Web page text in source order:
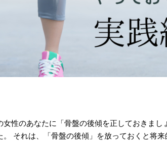
性のあなたに「骨盤の後傾を正しておきまし
。 それは、「骨盤の後傾」を放っておくと将来